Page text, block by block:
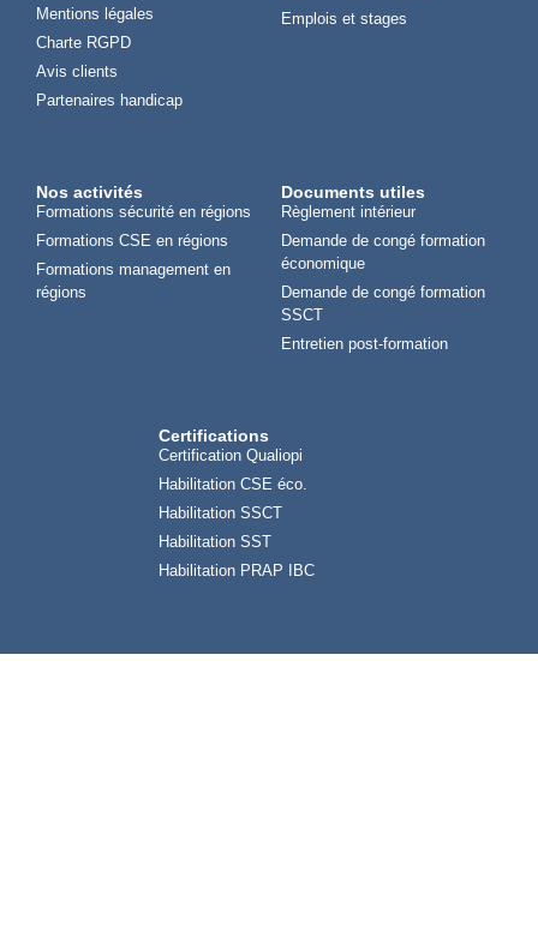
Mentions légales
Charte RGPD
Avis clients
Partenaires handicap
Emplois et stages
Nos activités
Formations sécurité en régions
Formations CSE en régions
Formations management en
régions
Documents utiles
Règlement intérieur
Demande de congé formation
économique
Demande de congé formation
SSCT
Entretien post-formation
Certifications
Certification Qualiopi
Habilitation CSE éco.
Habilitation SSCT
Habilitation SST
Habilitation PRAP IBC